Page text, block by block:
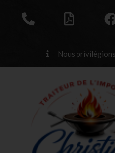
Nous